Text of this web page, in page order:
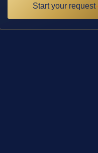
Start your request